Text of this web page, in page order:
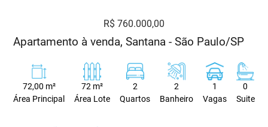
R$ 760.000,00
Apartamento à venda, Santana - São Paulo/SP
72,00 m²
Área Principal
72 m²
Área Lote
2
Quartos
2
Banheiro
1
Vagas
0
Suite